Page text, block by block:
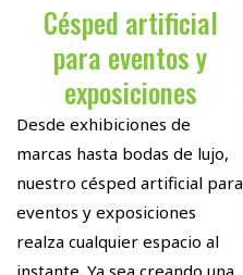
Césped artificial
para eventos y
exposiciones
Desde exhibiciones de
marcas hasta bodas de lujo,
nuestro césped artificial para
eventos y exposiciones
realza cualquier espacio al
instante. Ya sea creando una